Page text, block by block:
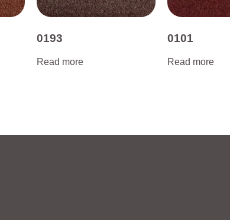
0193
Read more
0101
Read more